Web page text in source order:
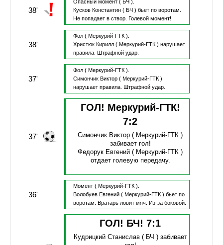
38'
Опасный момент ( БЧ ).
Кусков Константин( БЧ ) бьет по воротам.
Не попадает в створ.
Голевой момент!
38'
Фол ( Меркурий-ГТК ).
Христюк Кирилл( Меркурий-ГТК ) нарушает
правила.
Штрафной удар.
37'
Фол ( Меркурий-ГТК ).
Симончик Виктор( Меркурий-ГТК )
нарушает правила.
Штрафной удар.
37'
ГОЛ! Меркурий-ГТК!
7:2
Симончик Виктор ( Меркурий-ГТК )
забивает гол!
Федорук Евгений ( Меркурий-ГТК )
отдает голевую передачу.
36'
Момент ( Меркурий-ГТК ).
Волобуев Евгений( Меркурий-ГТК ) бьет по
воротам.
Вратарь ловит мяч. Из-за боковой.
ГОЛ! БЧ!7:1
Кудрицкий Станислав( БЧ ) забивает